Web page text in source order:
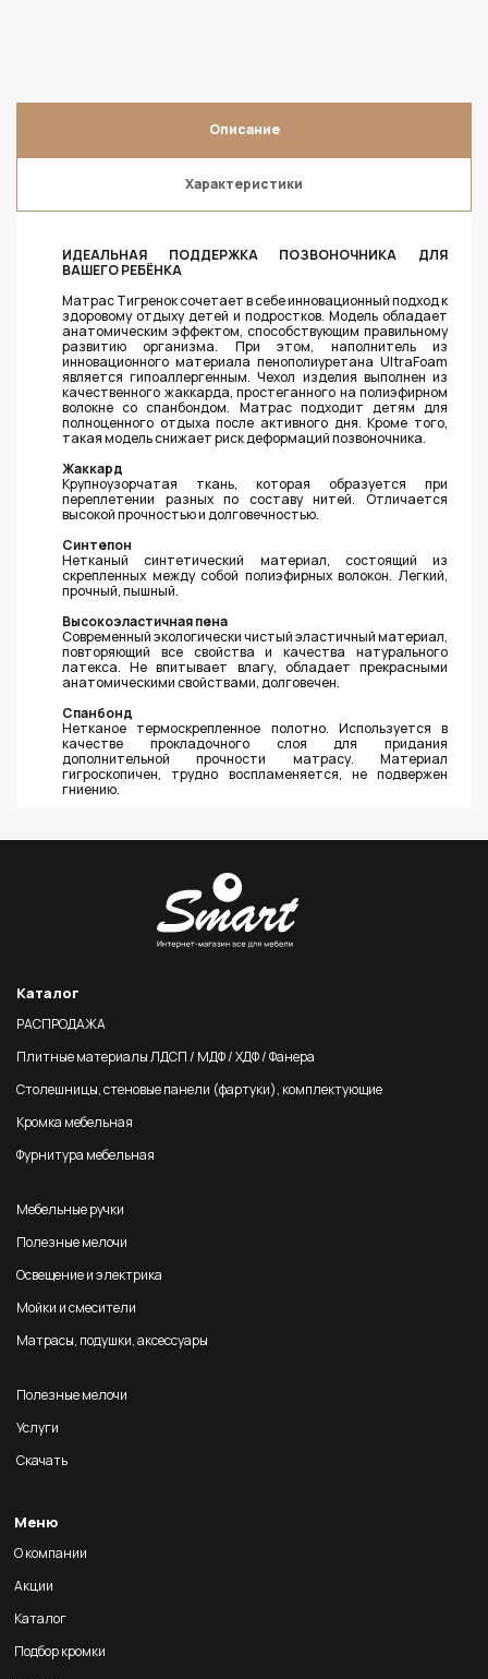
Описание
Характеристики
ИДЕАЛЬНАЯ ПОДДЕРЖКА ПОЗВОНОЧНИКА ДЛЯ
ВАШЕГО РЕБЁНКА
Матрас Тигренок сочетает в себе инновационный подход к
здоровому отдыху детей и подростков. Модель обладает
анатомическим эффектом, способствующим правильному
развитию организма. При этом, наполнитель из
инновационного материала пенополиуретана UltraFoam
является гипоаллергенным. Чехол изделия выполнен из
качественного жаккарда, простеганного на полиэфирном
волокне со спанбондом. Матрас подходит детям для
полноценного отдыха после активного дня. Кроме того,
такая модель снижает риск деформаций позвоночника.
Жаккард
Крупноузорчатая ткань, которая образуется при
переплетении разных по составу нитей. Отличается
высокой прочностью и долговечностью.
Синтепон
Нетканый синтетический материал, состоящий из
скрепленных между собой полиэфирных волокон. Легкий,
прочный, пышный.
Высокоэластичная пена
Современный экологически чистый эластичный материал,
повторяющий все свойства и качества натурального
латекса. Не впитывает влагу, обладает прекрасными
анатомическими свойствами, долговечен.
Спанбонд
Нетканое термоскрепленное полотно. Используется в
качестве прокладочного слоя для придания
дополнительной прочности матрасу. Материал
гигроскопичен, трудно воспламеняется, не подвержен
гниению.
Каталог
РАСПРОДАЖА
Плитные материалы ЛДСП / МДФ / ХДФ / Фанера
Столешницы, стеновые панели (фартуки), комплектующие
Кромка мебельная
Фурнитура мебельная
Мебельные ручки
Полезные мелочи
Освещение и электрика
Мойки и смесители
Матрасы, подушки, аксессуары
Полезные мелочи
Услуги
Скачать
Меню
О компании
Акции
Каталог
Подбор кромки